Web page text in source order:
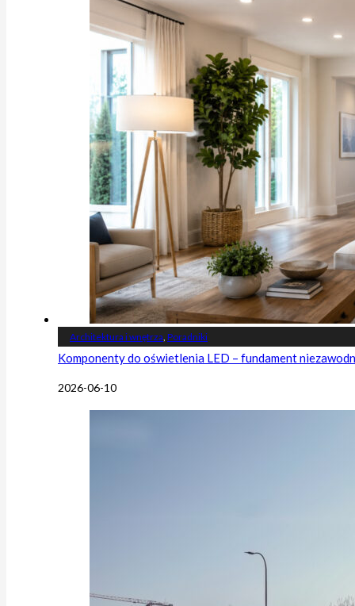
Architektura i wnętrza Poradniki
Komponenty do oświetlenia LED – fundament
2026-06-10